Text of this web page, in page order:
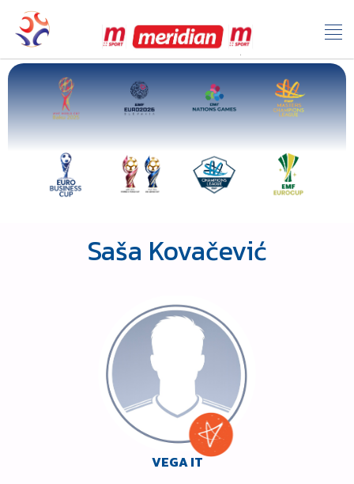
Saša Kovačević
VEGA IT